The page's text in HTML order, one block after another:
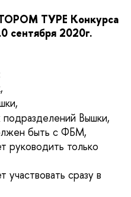
ТУРЕ Конкурса
сентября 2020г.
подразделений Вышки,
быть с ФБМ,
руководить только
сразу в